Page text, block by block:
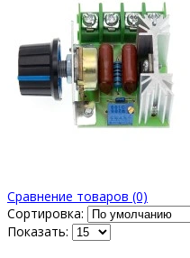
Сравнение товаров (0)
Сортировка:
Показать: